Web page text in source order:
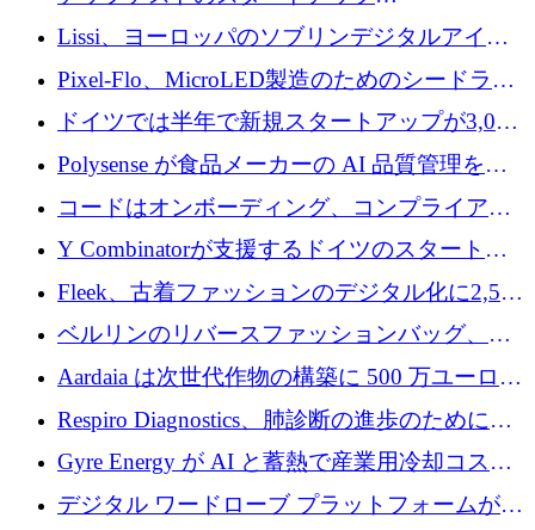
1,300万ドルのシード投資を調達
QuantumDiamondsが株式資金で1,500万ユーロ
を調達
Lissi、ヨーロッパのソブリンデジタルアイデ
ンティティの未来を推進するために350万ユー
ロを調達
Pixel-Flo、MicroLED製造のためのシードラウ
ンドで525万ポンドを獲得
ドイツでは半年で新規スタートアップが3,000
社という記録を目の当たりにし、涙を流すハ
ンブルク
Polysense が食品メーカーの AI 品質管理を拡
張するために 1,070 万ドルを調達
コードはオンボーディング、コンプライアン
ス、支払いを統合するために 640 万ポンドを
Y Combinatorが支援するドイツのスタートア
ップFintoが340万ドルを調達、シリコンバレ
ーではなくミュンヘンを選んだと語る
Fleek、古着ファッションのデジタル化に2,500
万ドルを確保
ベルリンのリバースファッションバッグ、繊
維仕分け規模拡大に7桁の資金調達
Aardaia は次世代作物の構築に 500 万ユーロを
寄付
Respiro Diagnostics、肺診断の進歩のために
100 万ポンドを確保
Gyre Energy が AI と蓄熱で産業用冷却コスト
を削減するために 130 万ドルを調達
デジタル ワードローブ プラットフォームが